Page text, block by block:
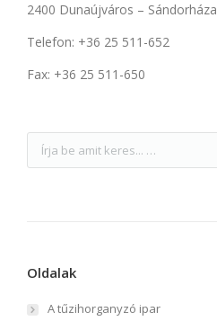
2400 Dunaújváros – Sándorháza
Telefon: +36 25 511-652
Fax: +36 25 511-650
Oldalak
A tűzihorganyzó ipar